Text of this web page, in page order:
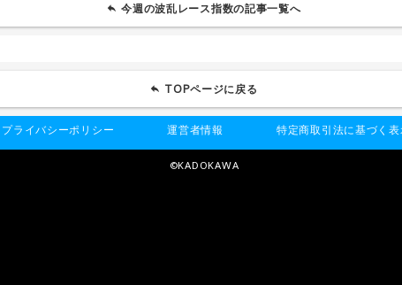
今週の波乱レース指数の記事一覧へ
TOPページに戻る
プライバシーポリシー 運営者情報 特定商取引法に基づく
©KADOKAWA